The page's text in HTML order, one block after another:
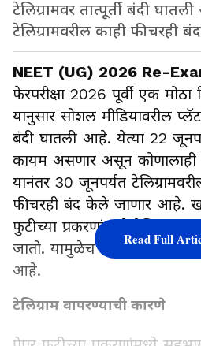
टेलिग्रामवर तात्पूर्ती बंदी
टेलिग्रामवरील काही
NEET (UG) 2026 Re-
फेरपरीक्षा 2026 पूर्वी एक
यानुसार सोशल मीडियावरील
बंदी घातली आहे. येत्या 22
कायम असणार असून कोणालाही
यानंतर 30 जूनपर्यंत
फीचरही बंद केले जाणार आहे.
फुटीच्या प्रकरणांमध्ये
जातो. यामुळेच केंद्र सरकारने
आहे.
टेलिग्राम वापरण्याची कारणे
Read Full